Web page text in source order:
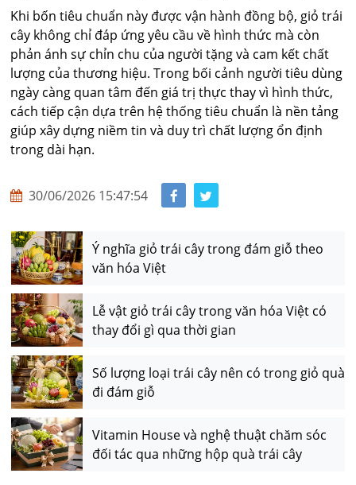
Khi bốn tiêu chuẩn này được vận hành đồng bộ, giỏ trái
cây không chỉ đáp ứng yêu cầu về hình thức mà còn
phản ánh sự chỉn chu của người tặng và cam kết chất
lượng của thương hiệu. Trong bối cảnh người tiêu dùng
ngày càng quan tâm đến giá trị thực thay vì hình thức,
cách tiếp cận dựa trên hệ thống tiêu chuẩn là nền tảng
giúp xây dựng niềm tin và duy trì chất lượng ổn định
trong dài hạn.
30/06/2026 15:47:54
Ý nghĩa giỏ trái cây trong đám giỗ theo
văn hóa Việt
Lễ vật giỏ trái cây trong văn hóa Việt có
thay đổi gì qua thời gian
Số lượng loại trái cây nên có trong giỏ quà
đi đám giỗ
Vitamin House và nghệ thuật chăm sóc
đối tác qua những hộp quà trái cây